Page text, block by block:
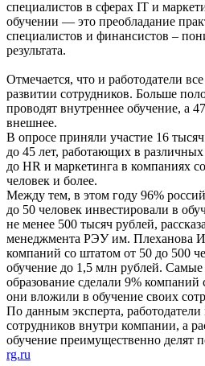
специалистов в сферах IT и
обучении — это преобладание
специалистов и финансистов –
результата.
Отмечается, что и работодатели
развитии сотрудников. Больше
проводят внутреннее обучение, а
внешнее.
В опросе приняли участие 16 тысяч
до 45 лет, работающих в
до HR и маркетинга в компаниях
человек и более.
Между тем, в этом году 96%
до 50 человек инвестировали в
не менее 500 тысяч рублей,
менеджмента РЭУ им. Плеханова
компаний со штатом от 50 до 500
обучение до 1,5 млн рублей.
образование сделали 9%
они вложили в обучение своих
По данным эксперта,
сотрудников внутри компании, а
обучение преимущественно делят
rg.ru